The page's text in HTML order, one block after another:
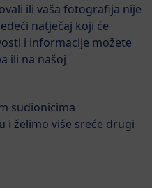
ili vaša fotografija nije
natječaj koji će
i informacije možete
ili na našoj
sudionicima
i želimo više sreće drugi